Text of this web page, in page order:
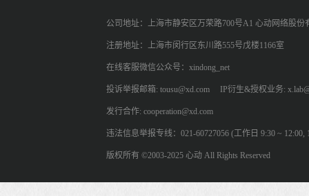
公司地址：上海市静安区万荣路700号A1 心动网络股份
注册地址：上海市闵行区东川路555号戊楼1166室
在线客服微信公众号：xindong_net
投诉举报邮箱: tousu@xd.com IP衍生&授权业务:
发行合作: cooperation@xd.com
违法信息举报专线：021-60727056 (工作日 9:30 ~ 12:00,
版权所有 ©2003-2025 心动 All Rights Reserved